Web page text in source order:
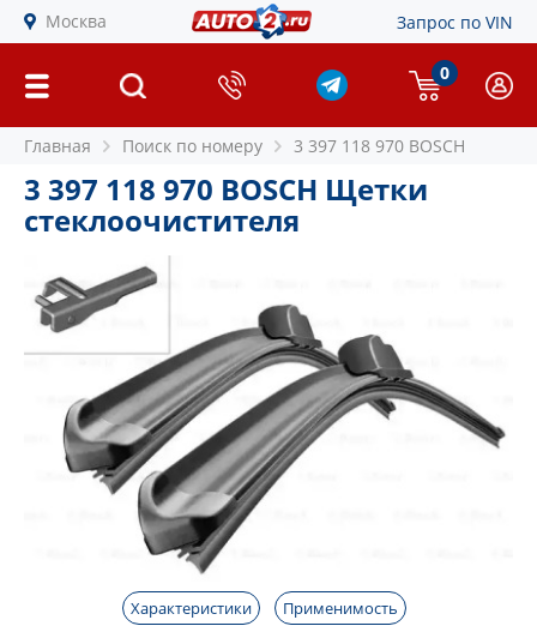
Москва Запрос по VIN
0
Главная Поиск по номеру 3 397 118 970 BOSCH
3 397 118 970 BOSCH Щетки
стеклоочистителя
Характеристики Применимость